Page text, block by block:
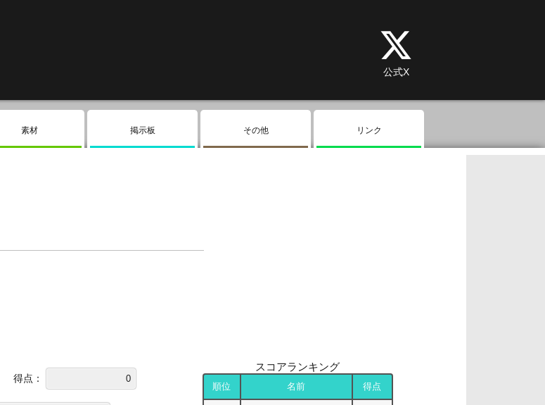
公式X
素材 掲示板 その他 リンク
得点：
スコアランキング
順位 名前 得点